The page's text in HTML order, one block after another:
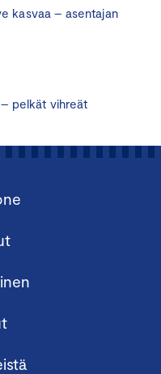
kasvaa – asentajan
pelkät vihreät